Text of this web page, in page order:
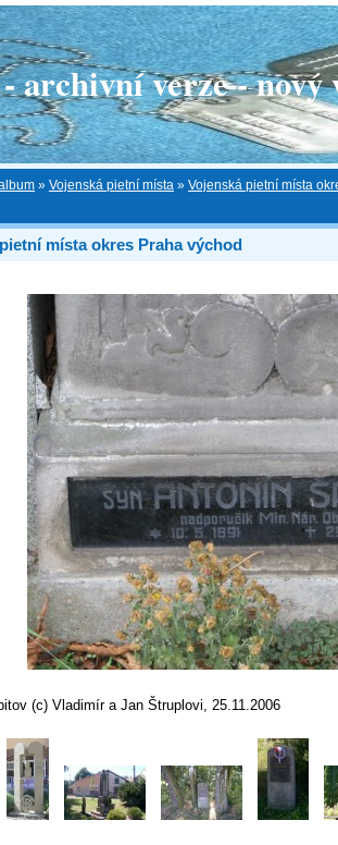
verze - nový
» Vojenská pietní místa » Vojenská pietní místa
místa okres Praha východ
(c) Vladimír a Jan Štruplovi, 25.11.2006